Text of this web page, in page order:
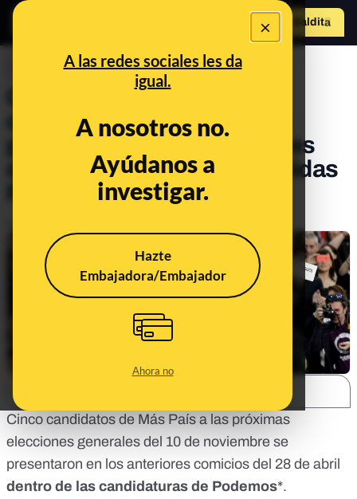
×
A las redes sociales les da
igual.
A nosotros no.
Ayúdanos a
investigar.
Hazte
Embajadora/Embajador
Ahora no
Hazte Maldito
CONTROL DEL PODER
CORRECCIÓN: Cinco
candidatos de Más País se
presentaron a las elecciones
del 28-A en las listas de Unidas
Podemos*
Cinco candidatos de Más País a las próximas
elecciones generales del 10 de noviembre se
presentaron en los anteriores comicios del 28 de abril
dentro de las candidaturas de Podemos*.